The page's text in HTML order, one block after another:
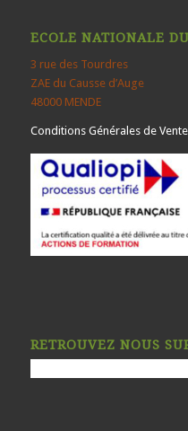
ECOLE NATIONALE
3 rue des Tourdres
ZAE du Causse d’Auge
48000 MENDE
Conditions Générales de Vente
RETROUVEZ NOUS